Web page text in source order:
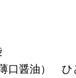
口醤油） ひ